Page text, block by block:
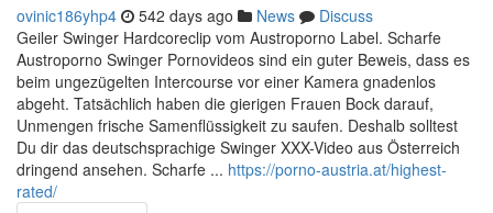
ovinic186yhp4 542 days ago News
Discuss
Geiler Swinger Hardcoreclip vom Austroporno Label. Scharfe
Austroporno Swinger Pornovideos sind ein guter Beweis, dass es
beim ungezügelten Intercourse vor einer Kamera gnadenlos
abgeht. Tatsächlich haben die gierigen Frauen Bock darauf,
Unmengen frische Samenflüssigkeit zu saufen. Deshalb solltest
Du dir das deutschsprachige Swinger XXX-Video aus Österreich
dringend ansehen. Scharfe ... https://porno-austria.at/highest-
rated/